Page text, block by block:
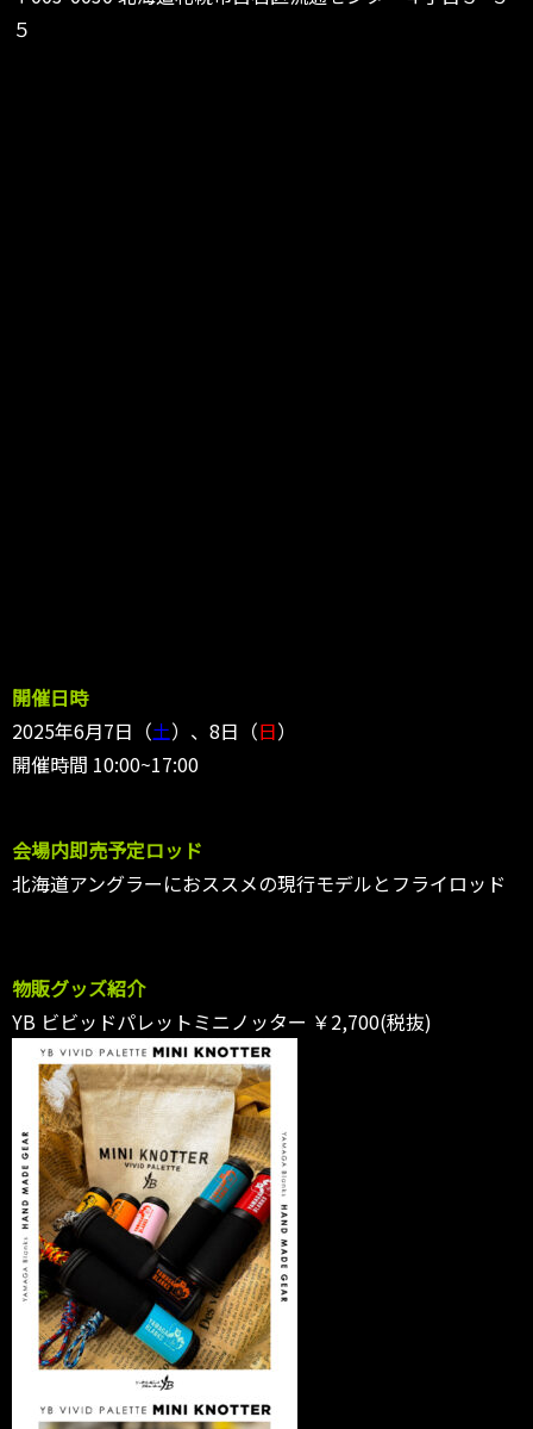
５
開催日時
2025年6月7日（土）、8日（日）
開催時間 10:00~17:00
会場内即売予定ロッド
北海道アングラーにおススメの現行モデルとフライロッド
物販グッズ紹介
YB ビビッドパレットミニノッター ￥2,700(税抜)